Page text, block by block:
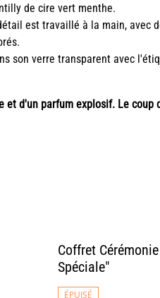
de cire vert menthe.
est travaillé à la main, avec
son verre transparent avec
et d'un parfum explosif. Le coup
Coffret
Spéciale"
ÉPUISÉ